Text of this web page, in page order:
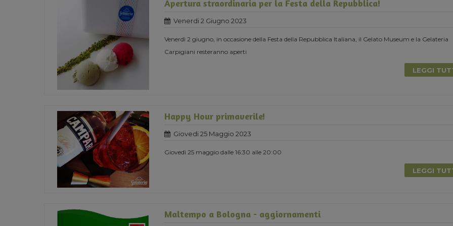
Apertura straordinaria per la Festa della Repubblica!
Venerdi 2 Giugno 2023
Venerdì 2 giugno, in occasione della Festa della Repubblica Italiana, il Gelato Museum e la Gelateria
Carpigiani resteranno aperti
LEGGI
Happy Hour primaverile!
Giovedi 25 Maggio 2023
Giovedì 25 maggio dalle 16:30 alle 20:00
LEGGI
Maltempo a Bologna - aggiornamenti